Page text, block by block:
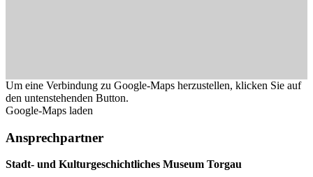
Um eine Verbindung zu Google-Maps herzustellen, klicken Sie auf
den untenstehenden Button.
Google-Maps laden
Ansprechpartner
Stadt- und Kulturgeschichtliches Museum Torgau